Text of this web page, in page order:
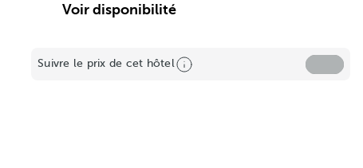
Voir disponibilité
Suivre le prix de cet hôtel